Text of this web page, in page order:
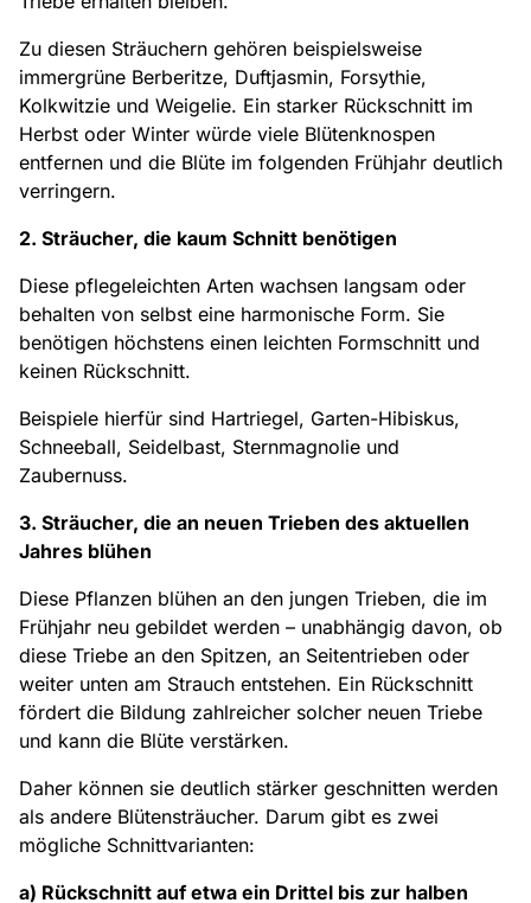
Zu diesen Sträuchern gehören beispielsweise
immergrüne Berberitze, Duftjasmin, Forsythie,
Kolkwitzie und Weigelie. Ein starker Rückschnitt im
Herbst oder Winter würde viele Blütenknospen
entfernen und die Blüte im folgenden Frühjahr deutlich
verringern.
2. Sträucher, die kaum Schnitt benötigen
Diese pflegeleichten Arten wachsen langsam oder
behalten von selbst eine harmonische Form. Sie
benötigen höchstens einen leichten Formschnitt und
keinen Rückschnitt.
Beispiele hierfür sind Hartriegel, Garten-Hibiskus,
Schneeball, Seidelbast, Sternmagnolie und
Zaubernuss.
3. Sträucher, die an neuen Trieben des aktuellen
Jahres blühen
Diese Pflanzen blühen an den jungen Trieben, die im
Frühjahr neu gebildet werden – unabhängig davon, ob
diese Triebe an den Spitzen, an Seitentrieben oder
weiter unten am Strauch entstehen. Ein Rückschnitt
fördert die Bildung zahlreicher solcher neuen Triebe
und kann die Blüte verstärken.
Daher können sie deutlich stärker geschnitten werden
als andere Blütensträucher. Darum gibt es zwei
mögliche Schnittvarianten:
a) Rückschnitt auf etwa ein Drittel bis zur halben